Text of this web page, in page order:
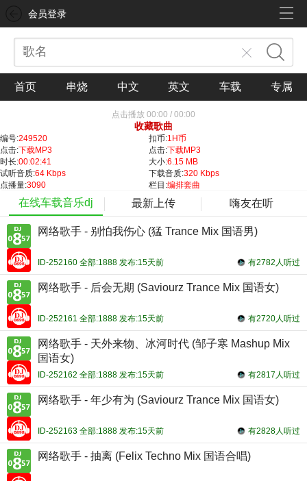
会员登录
首页 串烧 中文 英文 车载 专属
点击播放 00:00 / 00:00
收藏歌曲
编号:249520 扣币:1H币
点击:下载MP3 点击:下载MP3
时长:00:02:41 大小:6.15 MB
试听音质:64 Kbps 下载音质:320 Kbps
点播量:3090 栏目:编排套曲
在线车载音乐dj 最新上传 嗨友在听
网络歌手 - 别怕我伤心 (猛 Trance Mix 国语男)
有2782人听过
ID-252160 全部:1888 发布:15天前
网络歌手 - 后会无期 (Saviourz Trance Mix 国语女)
有2720人听过
ID-252161 全部:1888 发布:15天前
网络歌手 - 天外来物、冰河时代 (邹子寒 Mashup Mix
国语女)
有2817人听过
ID-252162 全部:1888 发布:15天前
网络歌手 - 年少有为 (Saviourz Trance Mix 国语女)
有2828人听过
ID-252163 全部:1888 发布:15天前
网络歌手 - 抽离 (Felix Techno Mix 国语合唱)